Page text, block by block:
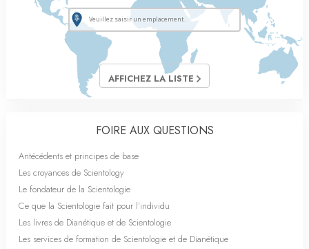
AFFICHEZ LA LISTE
FOIRE AUX QUESTIONS
Antécédents et principes de base
Les croyances de Scientology
Le fondateur de la Scientologie
Ce que la Scientologie fait pour l’individu
Les livres de Dianétique et de Scientologie
Les services de formation de Scientologie et de Dianétique